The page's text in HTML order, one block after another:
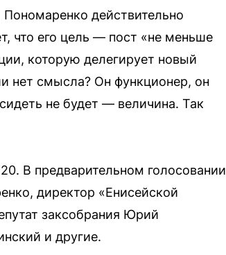
действительно
что его цель — пост «не меньше
которую делегирует новый
нет смысла? Он функционер, он
не будет — величина. Так
В предварительном голосовании
директор «Енисейской
заксобрания Юрий
и другие.